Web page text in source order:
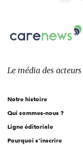
sur:
Carenews,
Le
des
l'engagement
Le média des acteurs
Notre histoire
Qui sommes-nous ?
Ligne éditoriale
Pourquoi s'inscrire